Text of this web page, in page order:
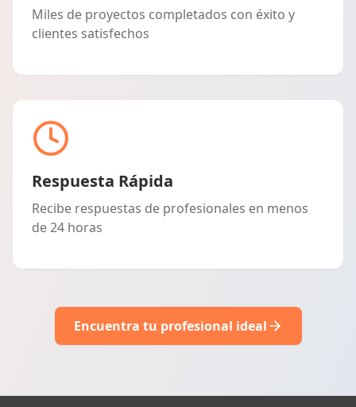
Miles de proyectos completados con éxito y
clientes satisfechos
Respuesta Rápida
Recibe respuestas de profesionales en menos
de 24 horas
Encuentra tu profesional ideal